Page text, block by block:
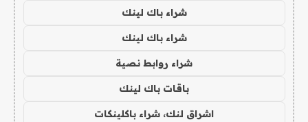
شراء باك لينك
شراء باك لينك
شراء روابط نصية
باقات باك لينك
اشراق لنك، شراء باكلينكات